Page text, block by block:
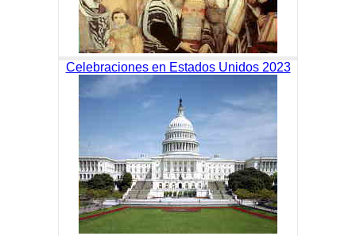
Celebraciones en Estados Unidos 2023